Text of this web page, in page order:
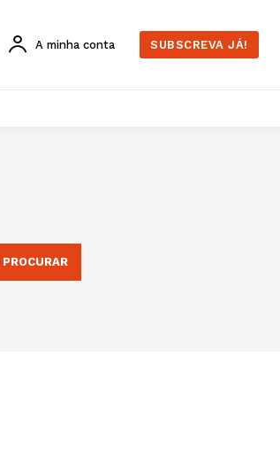
A minha conta SUBSCREVA JÁ!
PROCURAR